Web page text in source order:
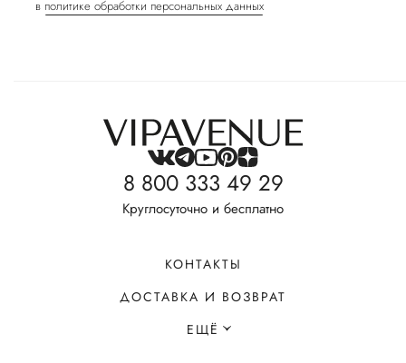
в политике обработки персональных данных
8 800 333 49 29
Круглосуточно и бесплатно
КОНТАКТЫ
ДОСТАВКА И ВОЗВРАТ
ЕЩЁ